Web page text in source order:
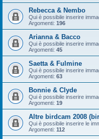
Rebecca & Nembo
Qui è possibile inserire
Argomenti: 196
Arianna & Bacco
Qui è possibile inserire
Argomenti: 45
Saetta & Fulmine
Qui è possibile inserire
Argomenti: 63
Bonnie & Clyde
Qui è possibile inserire
Argomenti: 19
Altre birdcam 2008
Qui è possibile inserire le
Argomenti: 112